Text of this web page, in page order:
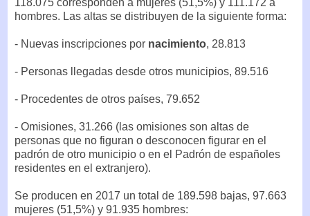
hombres. Las altas se distribuyen de la siguiente forma:
- Nuevas inscripciones por nacimiento, 28.813
- Personas llegadas desde otros municipios, 89.516
- Procedentes de otros países, 79.652
- Omisiones, 31.266 (las omisiones son altas de
personas que no figuran o desconocen figurar en el
padrón de otro municipio o en el Padrón de españoles
residentes en el extranjero).
Se producen en 2017 un total de 189.598 bajas, 97.663
mujeres (51,5%) y 91.935 hombres: